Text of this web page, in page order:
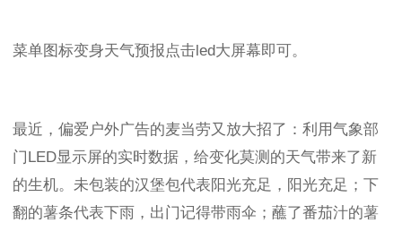
菜单图标变身天气预报点击led大屏幕即可。
最近，偏爱户外广告的麦当劳又放大招了：利用气象部
门LED显示屏的实时数据，给变化莫测的天气带来了新
的生机。未包装的汉堡包代表阳光充足，阳光充足；下
翻的薯条代表下雨，出门记得带雨伞；蘸了番茄汁的薯